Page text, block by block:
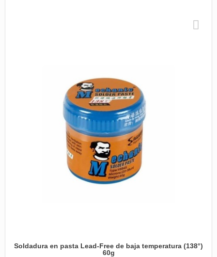
Soldadura en pasta Lead-Free de baja temperatura (138°)
60g